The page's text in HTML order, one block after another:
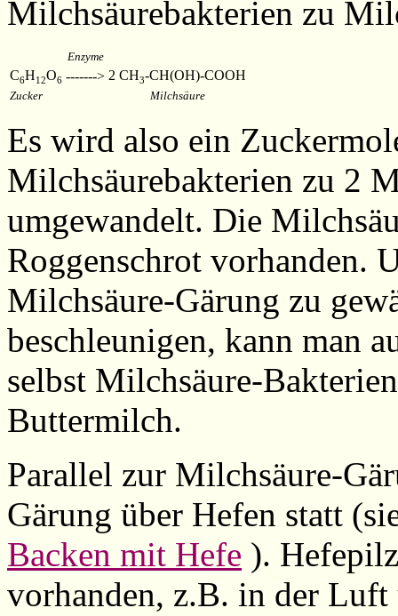
Milchsäurebakterien zu
Enzyme
C6H12O6 -------> 2 CH3-CH(OH)-COOH
Zucker Milchsäure
Es wird also ein
Milchsäurebakterien zu 2
umgewandelt. Die
Roggenschrot vorhanden.
Milchsäure-Gärung zu
beschleunigen, kann man
selbst Milchsäure-
Buttermilch.
Parallel zur Milchsäure-
Gärung über Hefen statt
Backen mit Hefe ).
vorhanden, z.B. in der